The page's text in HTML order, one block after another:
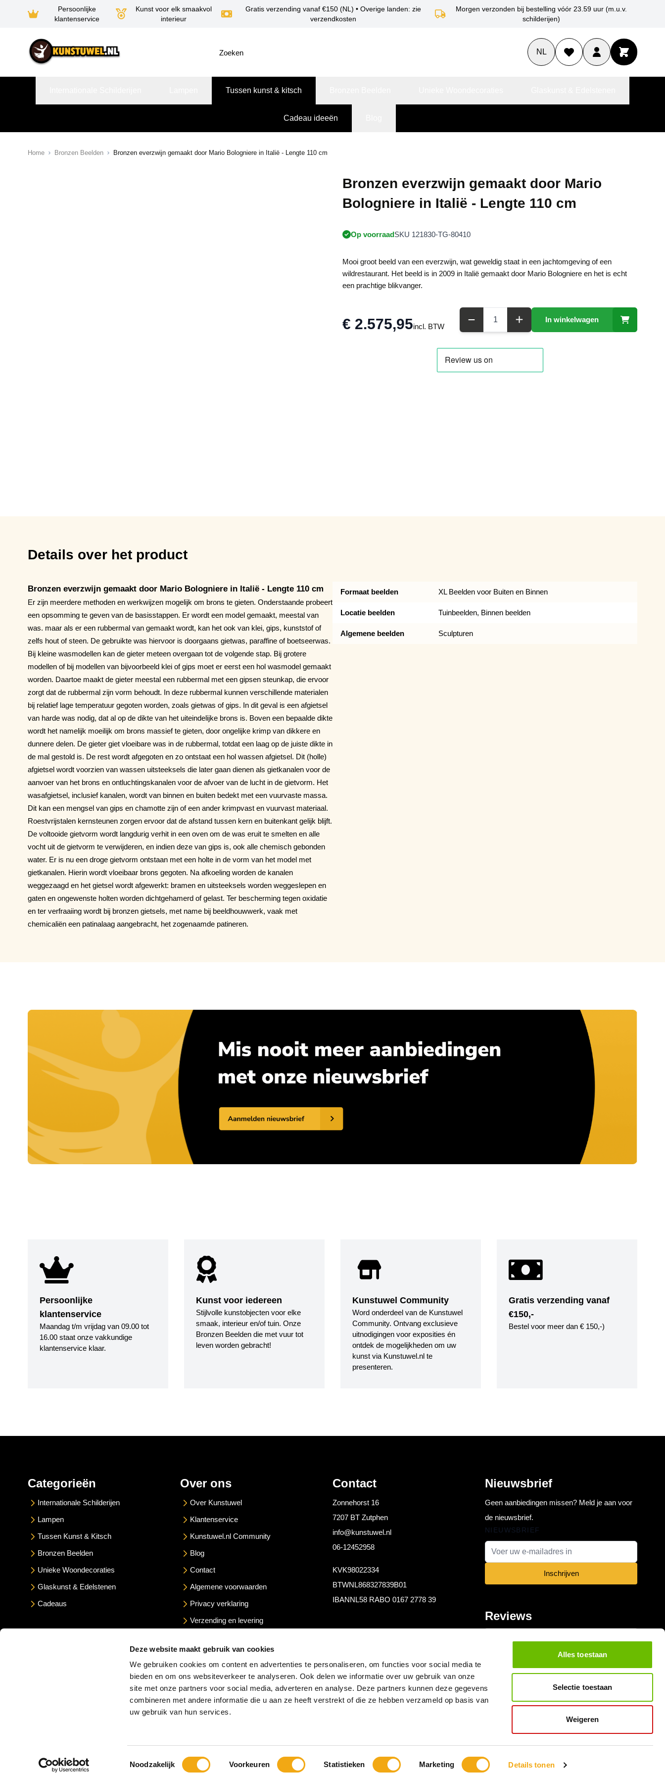
Deze website maakt gebruik van cookies
We gebruiken cookies om content en advertenties te personaliseren, om functies voor social media te
bieden en om ons websiteverkeer te analyseren. Ook delen we informatie over uw gebruik van onze
site met onze partners voor social media, adverteren en analyse. Deze partners kunnen deze gegevens
combineren met andere informatie die u aan ze heeft verstrekt of die ze hebben verzameld op basis van
uw gebruik van hun services.
Toestemmingsselectie
Noodzakelijk Voorkeuren Statistieken Marketing Details tonen
Alles toestaan
Selectie toestaan
Weigeren
Persoonlijke
klantenservice
Kunst voor elk smaakvol
interieur
Gratis verzending vanaf €150 (NL) • Overige landen: zie
verzendkosten
Morgen verzonden bij bestelling vóór 23.59 uur (m.u.v.
schilderijen)
NL
Tussen kunst & kitsch
Cadeau ideeën
Home Bronzen Beelden Bronzen everzwijn gemaakt door Mario Bologniere in Italië - Lengte 110 cm
Bronzen everzwijn gemaakt door Mario
Bologniere in Italië - Lengte 110 cm
Op voorraadSKU 121830-TG-80410
Mooi groot beeld van een everzwijn, wat geweldig staat in een jachtomgeving of een
wildrestaurant. Het beeld is in 2009 in Italië gemaakt door Mario Bologniere en het is echt
een prachtige blikvanger.
€ 2.575,95incl. BTW
In winkelwagen
Details over het product
Bronzen everzwijn gemaakt door Mario Bologniere in Italië - Lengte 110 cm
Er zijn meerdere methoden en werkwijzen mogelijk om brons te gieten. Onderstaande probeert
een opsomming te geven van de basisstappen. Er wordt een model gemaakt, meestal van
was. maar als er een rubbermal van gemaakt wordt, kan het ook van klei, gips, kunststof of
zelfs hout of steen. De gebruikte was hiervoor is doorgaans gietwas, paraffine of boetseerwas.
Bij kleine wasmodellen kan de gieter meteen overgaan tot de volgende stap. Bij grotere
modellen of bij modellen van bijvoorbeeld klei of gips moet er eerst een hol wasmodel gemaakt
worden. Daartoe maakt de gieter meestal een rubbermal met een gipsen steunkap, die ervoor
zorgt dat de rubbermal zijn vorm behoudt. In deze rubbermal kunnen verschillende materialen
bij relatief lage temperatuur gegoten worden, zoals gietwas of gips. In dit geval is een afgietsel
van harde was nodig, dat al op de dikte van het uiteindelijke brons is. Boven een bepaalde dikte
wordt het namelijk moeilijk om brons massief te gieten, door ongelijke krimp van dikkere en
dunnere delen. De gieter giet vloeibare was in de rubbermal, totdat een laag op de juiste dikte in
de mal gestold is. De rest wordt afgegoten en zo ontstaat een hol wassen afgietsel. Dit (holle)
afgietsel wordt voorzien van wassen uitsteeksels die later gaan dienen als gietkanalen voor de
aanvoer van het brons en ontluchtingskanalen voor de afvoer van de lucht in de gietvorm. Het
wasafgietsel, inclusief kanalen, wordt van binnen en buiten bedekt met een vuurvaste massa.
Dit kan een mengsel van gips en chamotte zijn of een ander krimpvast en vuurvast materiaal.
Roestvrijstalen kernsteunen zorgen ervoor dat de afstand tussen kern en buitenkant gelijk blijft.
De voltooide gietvorm wordt langdurig verhit in een oven om de was eruit te smelten en alle
vocht uit de gietvorm te verwijderen, en indien deze van gips is, ook alle chemisch gebonden
water. Er is nu een droge gietvorm ontstaan met een holte in de vorm van het model met
gietkanalen. Hierin wordt vloeibaar brons gegoten. Na afkoeling worden de kanalen
weggezaagd en het gietsel wordt afgewerkt: bramen en uitsteeksels worden weggeslepen en
gaten en ongewenste holten worden dichtgehamerd of gelast. Ter bescherming tegen oxidatie
en ter verfraaiing wordt bij bronzen gietsels, met name bij beeldhouwwerk, vaak met
chemicaliën een patinalaag aangebracht, het zogenaamde patineren.
Formaat beelden XL Beelden voor Buiten en Binnen
Locatie beelden Tuinbeelden, Binnen beelden
Algemene beelden Sculpturen
Persoonlijke
klantenservice
Maandag t/m vrijdag van 09.00 tot
16.00 staat onze vakkundige
klantenservice klaar.
Kunst voor iedereen
Stijlvolle kunstobjecten voor elke
smaak, interieur en/of tuin. Onze
Bronzen Beelden die met vuur tot
leven worden gebracht!
Kunstuwel Community
Word onderdeel van de Kunstuwel
Community. Ontvang exclusieve
uitnodigingen voor exposities én
ontdek de mogelijkheden om uw
kunst via Kunstuwel.nl te
presenteren.
Gratis verzending vanaf
€150,-
Bestel voor meer dan € 150,-)
Categorieën
Internationale Schilderijen
Lampen
Tussen Kunst & Kitsch
Bronzen Beelden
Unieke Woondecoraties
Glaskunst & Edelstenen
Cadeaus
Over ons
Over Kunstuwel
Klantenservice
Kunstuwel.nl Community
Blog
Contact
Algemene voorwaarden
Privacy verklaring
Verzending en levering
Contact
Zonnehorst 16
7207 BT Zutphen
info@kunstuwel.nl
06-12452958
KVK98022334
BTWNL868327839B01
IBANNL58 RABO 0167 2778 39
Nieuwsbrief
Geen aanbiedingen missen? Meld je aan voor
de nieuwsbrief.
NIEUWSBRIEF
E-mail adres
Inschrijven
Reviews